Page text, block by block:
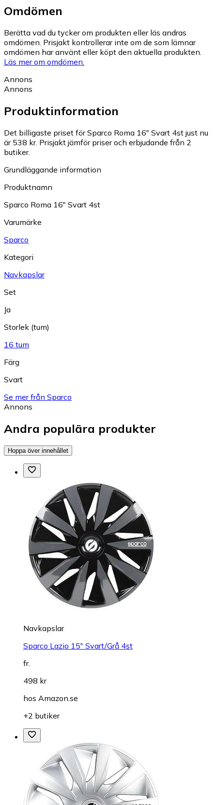
Omdömen
Berätta vad du tycker om produkten eller läs andras
omdömen. Prisjakt kontrollerar inte om de som lämnar
omdömen har använt eller köpt den aktuella produkten.
Läs mer om omdömen.
Annons
Annons
Produktinformation
Det billigaste priset för Sparco Roma 16" Svart 4st just nu
är 538 kr. Prisjakt jämför priser och erbjudande från 2
butiker.
Grundläggande information
Produktnamn
Sparco Roma 16" Svart 4st
Varumärke
Sparco
Kategori
Navkapslar
Set
Ja
Storlek (tum)
16 tum
Färg
Svart
Se mer från Sparco
Annons
Andra populära produkter
Hoppa över innehållet
Navkapslar
Sparco Lazio 15" Svart/Grå 4st
fr.
498 kr
hos Amazon.se
+2 butiker